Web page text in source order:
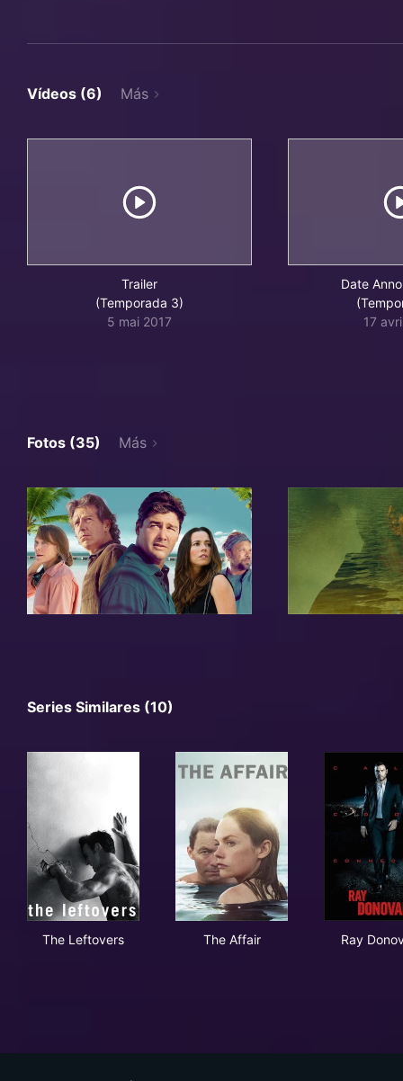
Vídeos (6) Más
Trailer
(Temporada 3)
5 mai 2017
Date
17
Fotos (35) Más
Series Similares (10)
The Leftovers The Affair Ray